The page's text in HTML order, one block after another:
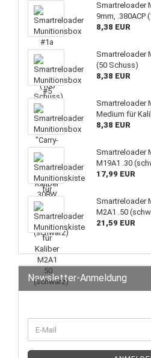
Smartreloader
9mm, .380ACP
8,38 EUR
Smartreloader
(50 Schuss)
8,38 EUR
Smartreloader
Medium für
8,38 EUR
Smartreloader
M19A1 .30
17,99 EUR
Smartreloader
M2A1 .50
21,59 EUR
Newsletter-Anmeldung